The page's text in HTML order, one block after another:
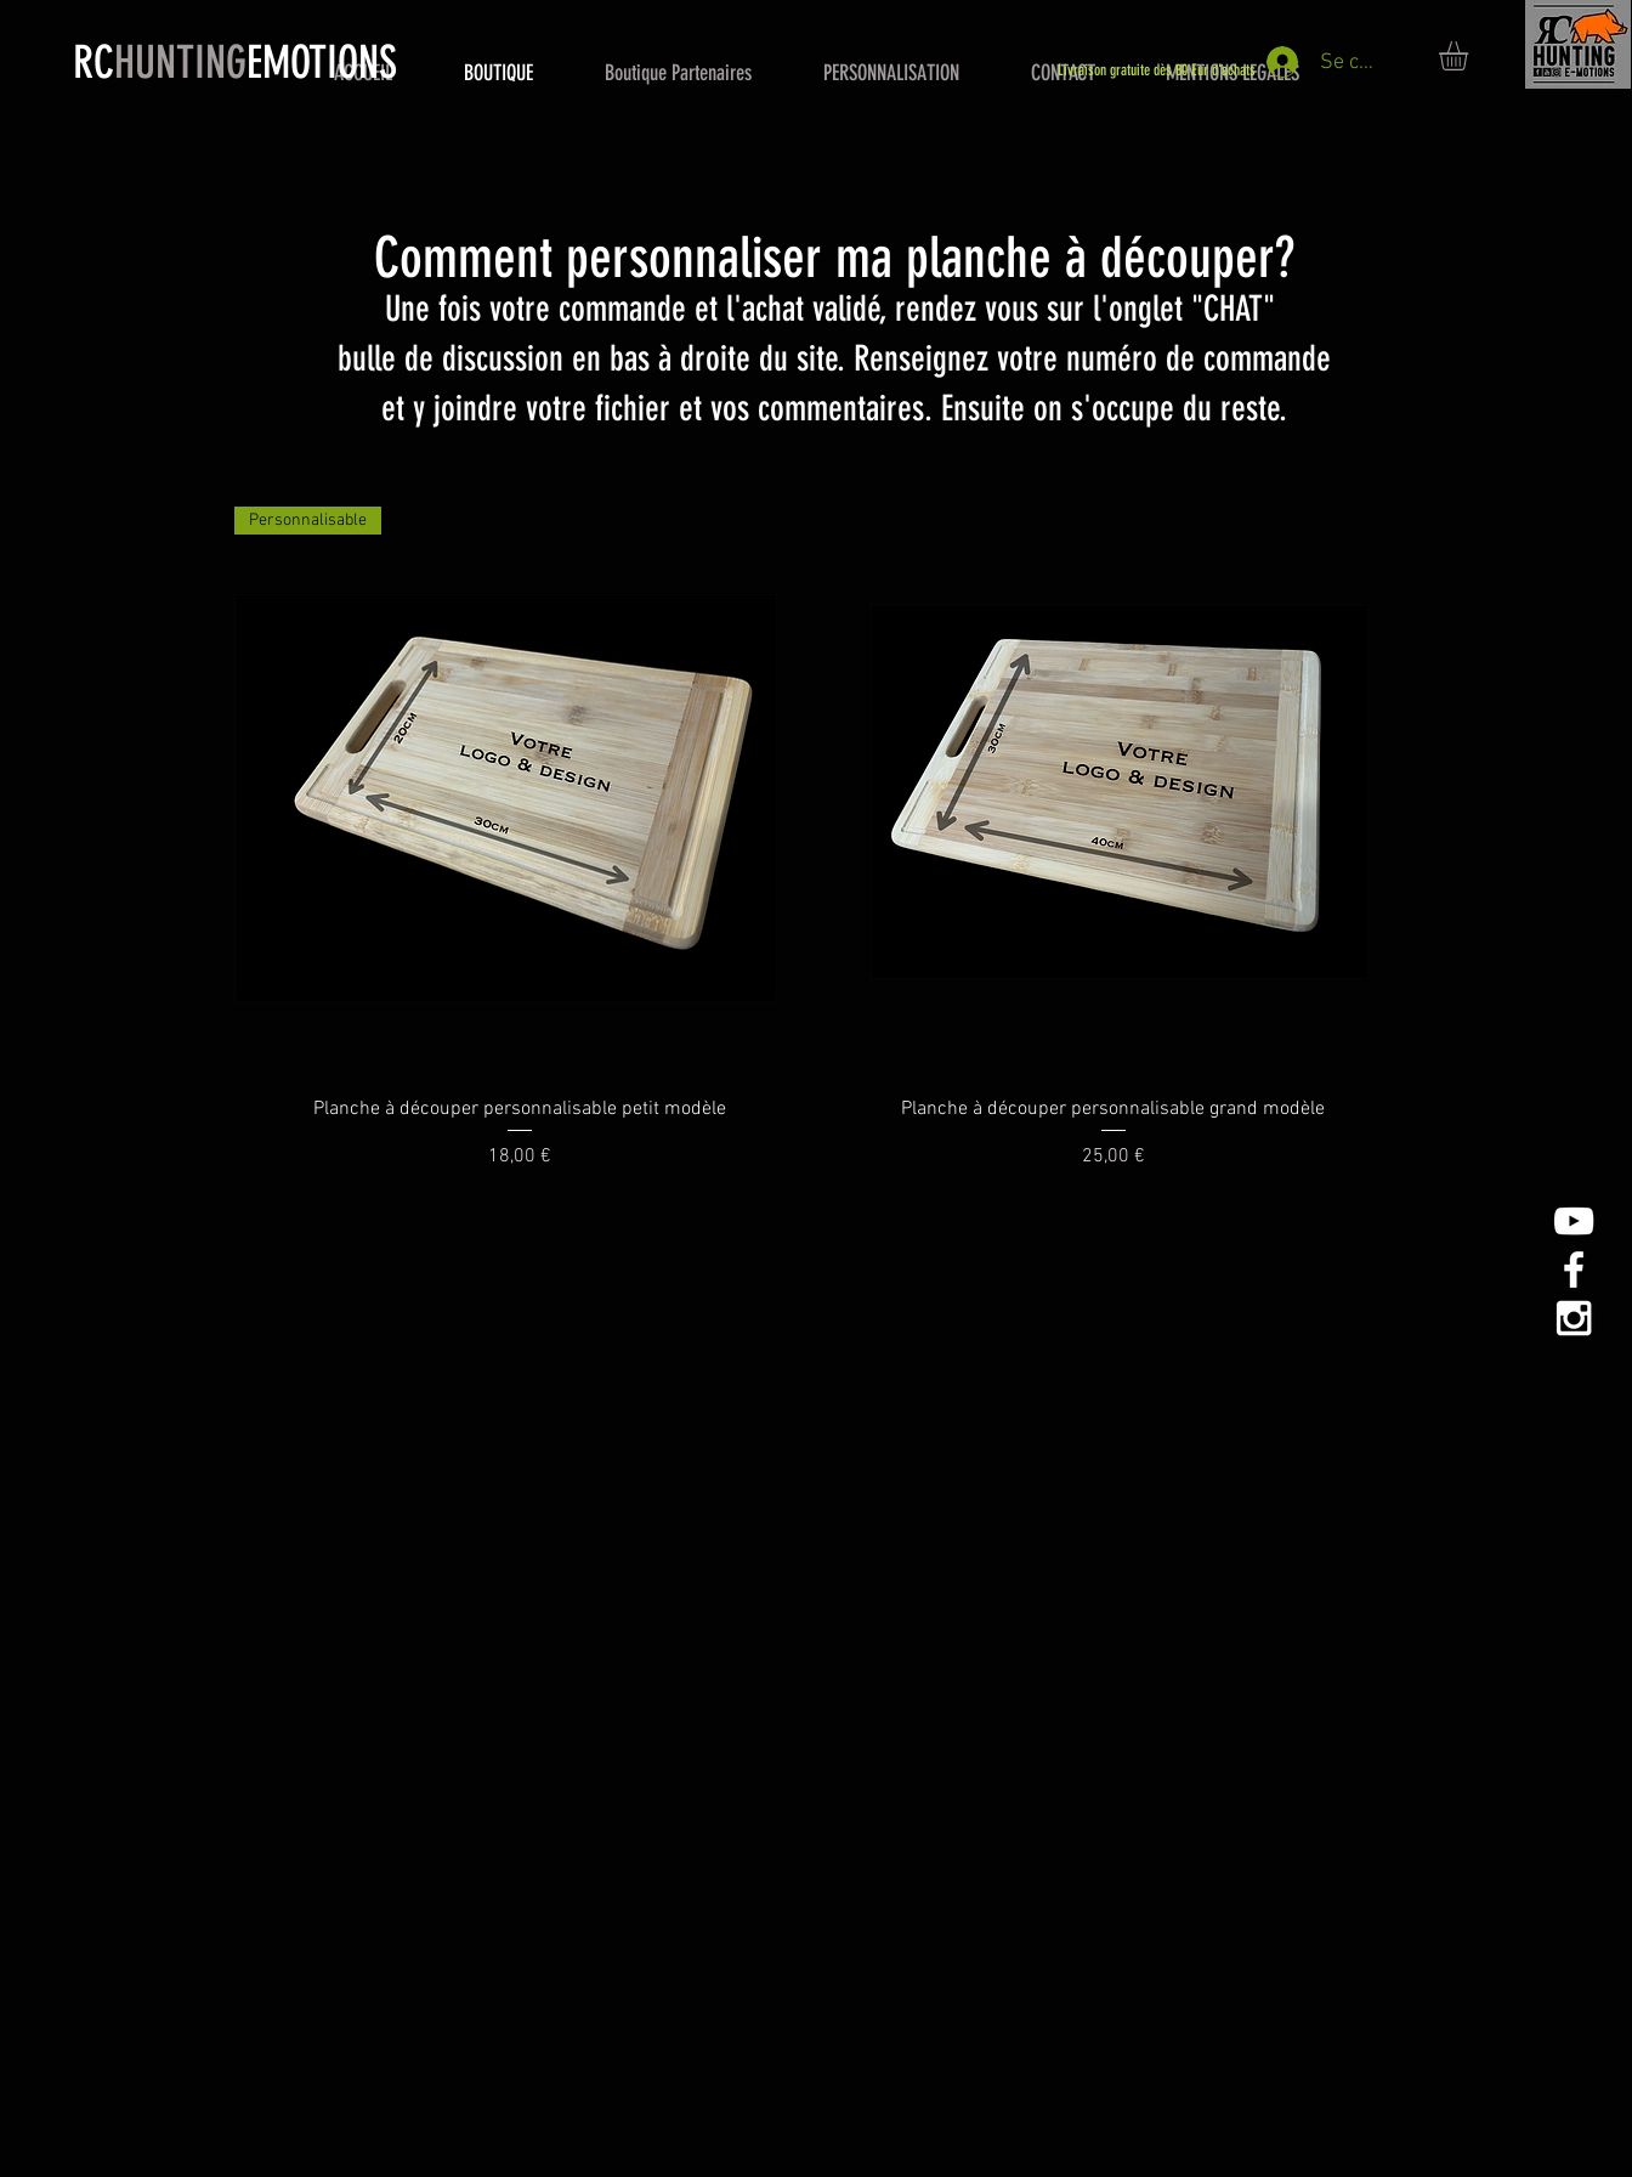
RCHUNTINGEMOTIONS
ACCUEIL BOUTIQUE Boutique Partenaires PERSONNALISATION CONTACT MENTIONS LEGALES Se connecter
Livraison gratuite dès 80 Eur d'achats
Comment personnaliser ma planche à découper?
Une fois votre commande et l'achat validé, rendez vous sur l'onglet "CHAT"
bulle de discussion en bas à droite du site. Renseignez votre numéro de commande
et y joindre votre fichier et vos commentaires. Ensuite on s'occupe du reste.
Aperçu rapide
Personnalisable
Planche à découper personnalisable petit modèle
Prix
18,00 €
Aperçu rapide
Planche à découper personnalisable grand modèle
Prix
25,00 €